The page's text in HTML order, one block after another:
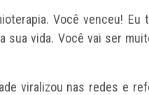
Você venceu!
sua vida. Você vai ser
viralizou nas redes e